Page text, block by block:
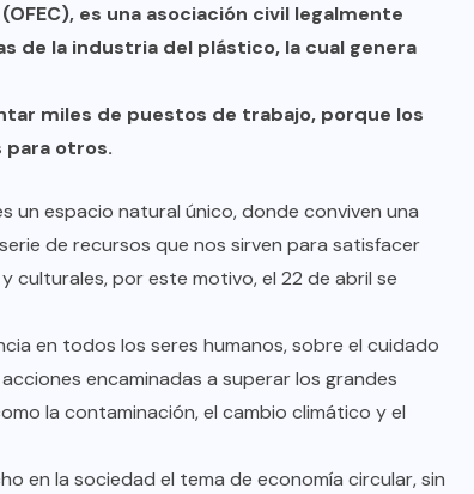
es una asociación civil legalmente
de la industria del plástico, la cual genera
miles de puestos de trabajo, porque los
para otros.
un espacio natural único, donde conviven una
de recursos que nos sirven para satisfacer
culturales, por este motivo, el 22 de abril se
en todos los seres humanos, sobre el cuidado
encaminadas a superar los grandes
la contaminación, el cambio climático y el
en la sociedad el tema de economía circular, sin